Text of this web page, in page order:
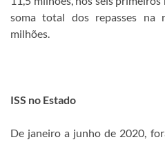
soma total dos repasses na
milhões.
ISS no Estado
De janeiro a junho de 2020,